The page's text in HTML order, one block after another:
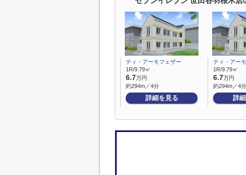
ティ・アーモフェザー
1R/9.79㎡
6.7万円
約294m／4分
詳細を見る
ティ・アー
1R/9.79㎡
6.7万円
約294m／4分
詳